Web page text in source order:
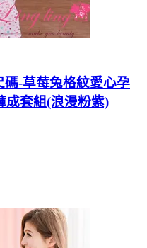
-草莓兔格紋愛心孕
成套組(浪漫粉紫)